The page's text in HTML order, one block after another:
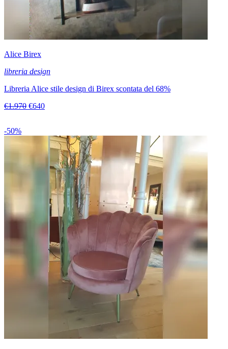
Alice Birex
libreria design
Libreria Alice stile design di Birex scontata del 68%
€1.970 €640
-50%